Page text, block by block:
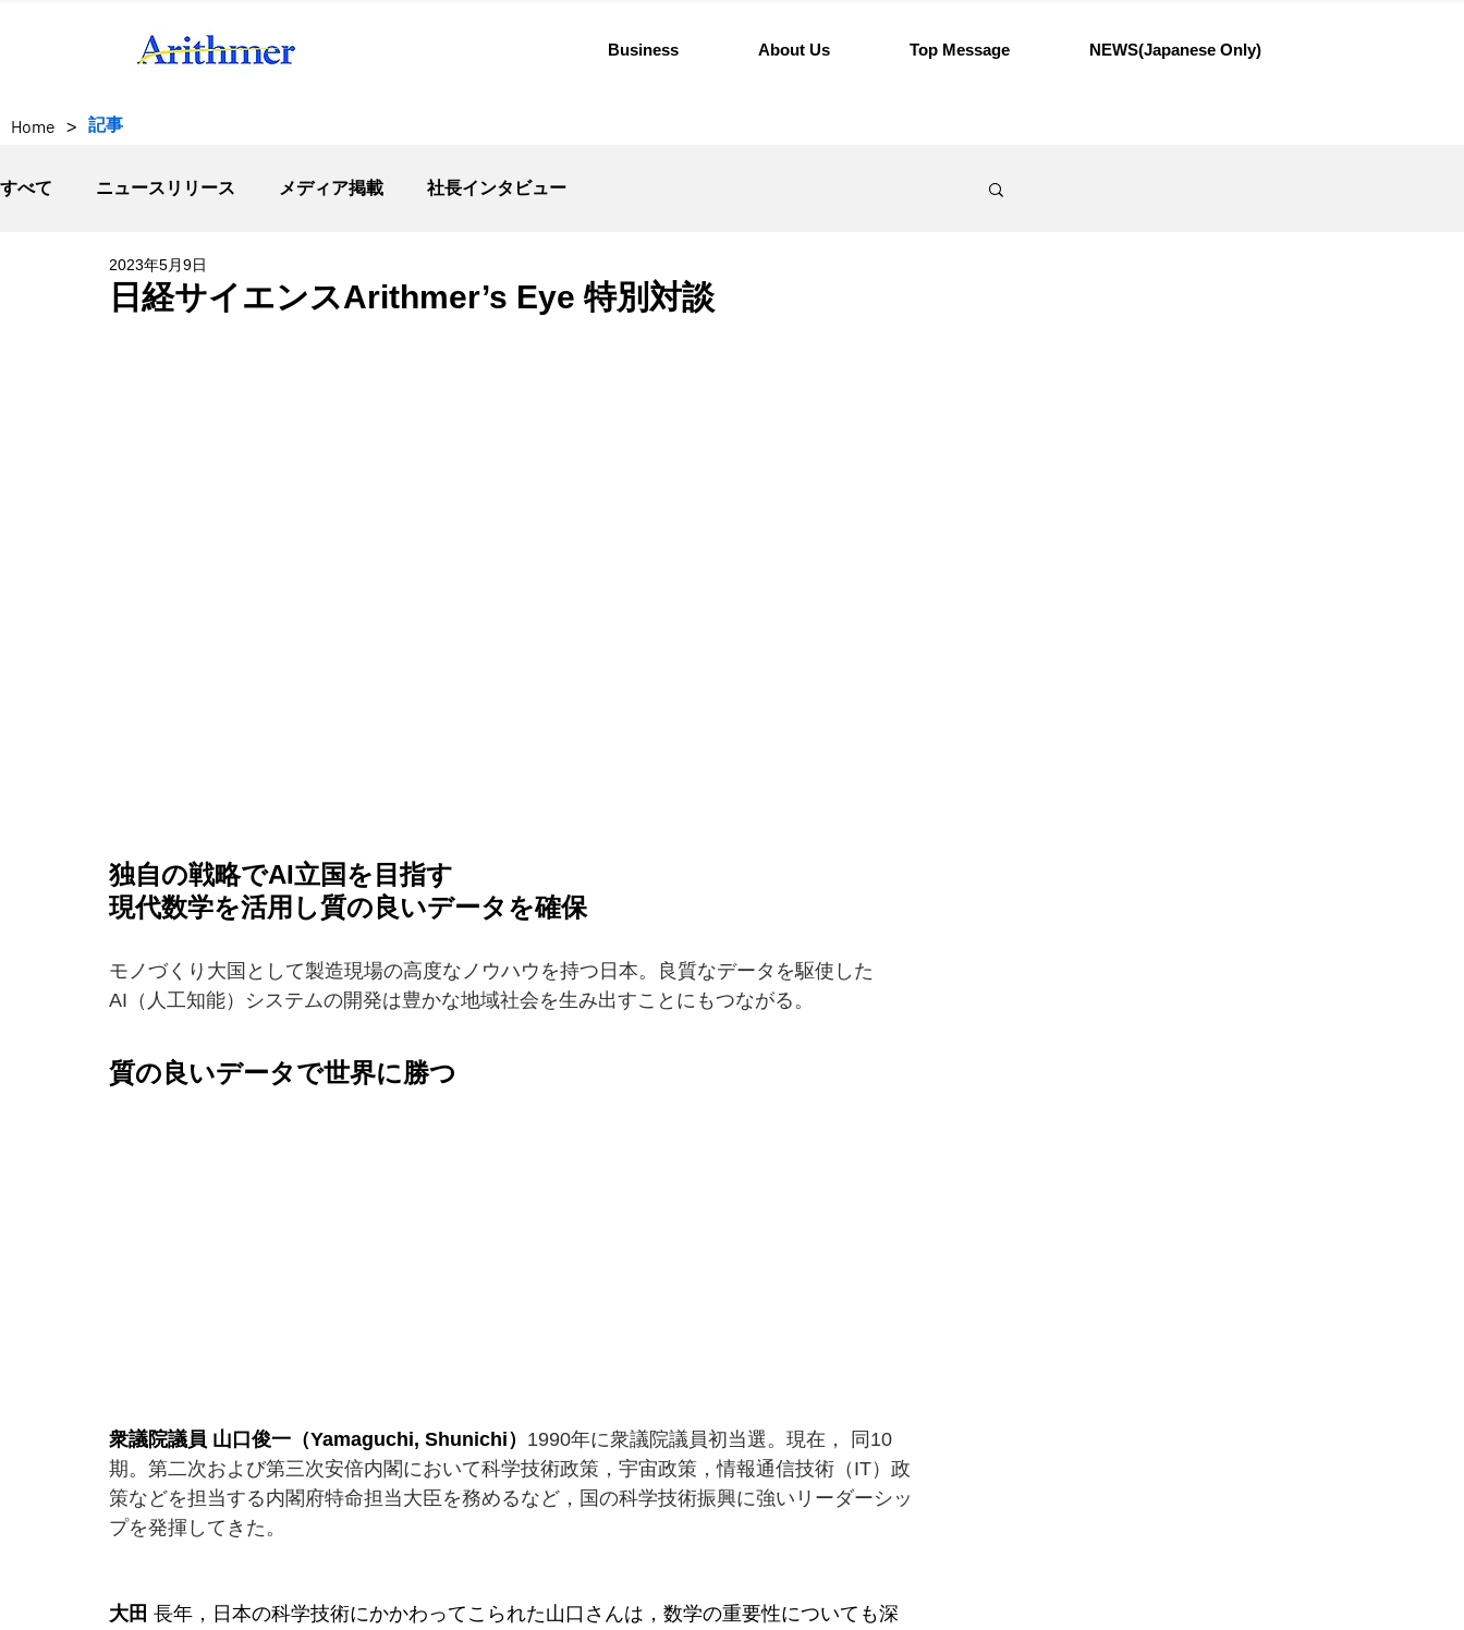
Business About Us Top Message NEWS(Japanese Only)
Home > 記事
すべて ニュースリリース メディア掲載 社長インタビュー
日経サイエンスArithmer’s Eye 特別対談
2023年5月9日
独自の戦略でAI立国を目指す
現代数学を活用し質の良いデータを確保
モノづくり大国として製造現場の高度なノウハウを持つ日本。良質なデータを駆使した
AI（人工知能）システムの開発は豊かな地域社会を生み出すことにもつながる。
質の良いデータで世界に勝つ
衆議院議員 山口俊一（Yamaguchi, Shunichi） 1990年に衆議院議員初当選。現在， 同10
期。第二次および第三次安倍内閣において科学技術政策，宇宙政策，情報通信技術（IT）政
策などを担当する内閣府特命担当大臣を務めるなど，国の科学技術振興に強いリーダーシッ
プを発揮してきた。
大田 長年，日本の科学技術にかかわってこられた山口さんは，数学の重要性についても深